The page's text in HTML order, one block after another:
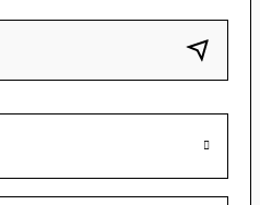
pahalı.
olmalı.